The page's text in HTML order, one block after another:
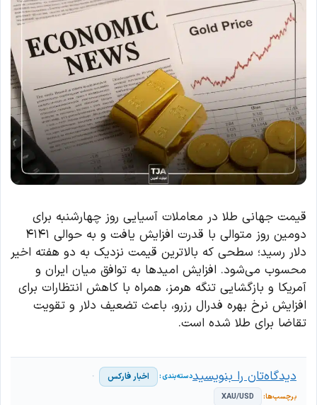
قیمت جهانی طلا در معاملات آسیایی روز چهارشنبه برای
دومین روز متوالی با قدرت افزایش یافت و به حوالی ۴۱۴۱
دلار رسید؛ سطحی که بالاترین قیمت نزدیک به دو هفته اخیر
محسوب می‌شود. افزایش امیدها به توافق میان ایران و
آمریکا و بازگشایی تنگه هرمز، همراه با کاهش انتظارات برای
افزایش نرخ بهره فدرال رزرو، باعث تضعیف دلار و تقویت
تقاضا برای طلا شده است.
اخبار فارکس
XAU/USD
دیدگاه‌تان را بنویسید